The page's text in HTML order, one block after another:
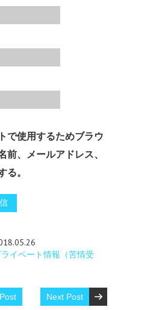
で使用するためブラウ
前、メールアドレス、
る。
イベート情報（苦情受
Next Post